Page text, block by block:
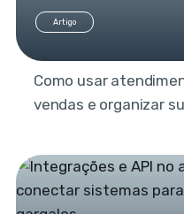
Artigo
Como usar
vendas e organizar